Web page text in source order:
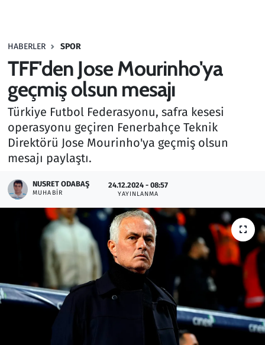
HABERLER SPOR
TFF'den Jose Mourinho'ya
geçmiş olsun mesajı
Türkiye Futbol Federasyonu, safra kesesi
operasyonu geçiren Fenerbahçe Teknik
Direktörü Jose Mourinho'ya geçmiş olsun
mesajı paylaştı.
NUSRET ODABAŞ
MUHABIR
24.12.2024 - 08:57
YAYINLANMA
Haber
Kültür Sanat
Kurumsal Haberler
Lezzet Durağı
Oyun
Ramazan
Resmi İlanlar
Rüya Tabirleri